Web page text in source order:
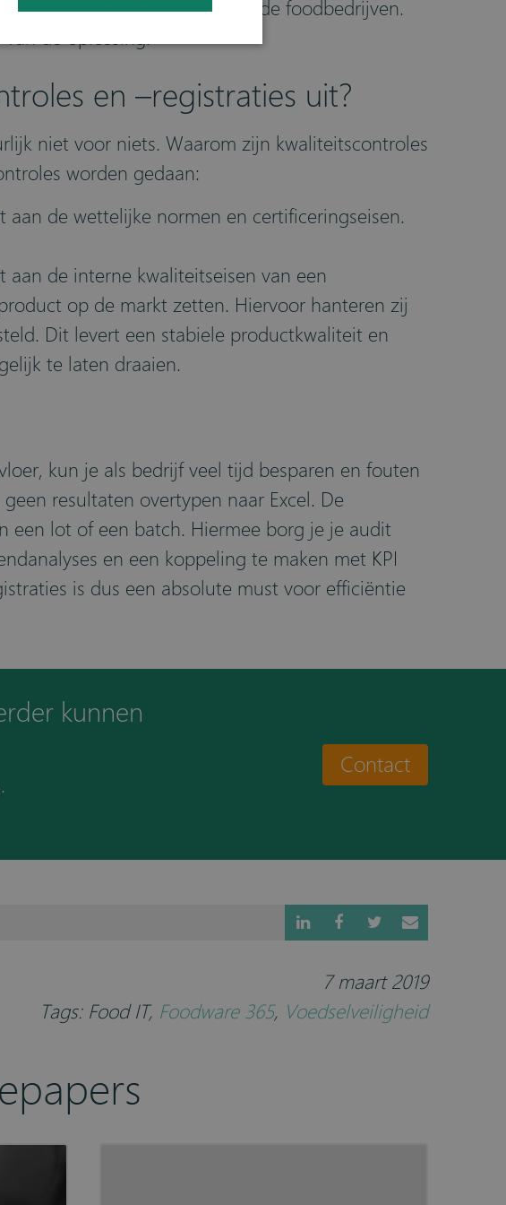
bij de QA managers van de foodbedrijven.
en –registraties uit?
niet voor niets. Waarom zijn kwaliteitscontroles
worden gedaan:
de wettelijke normen en certificeringseisen.
de interne kwaliteitseisen van een
op de markt zetten. Hiervoor hanteren zij
Dit levert een stabiele productkwaliteit en
te laten draaien.
kun je als bedrijf veel tijd besparen en fouten
resultaten overtypen naar Excel. De
een lot of een batch. Hiermee borg je je audit
en een koppeling te maken met KPI
is dus een absolute must voor efficiëntie
kunnen
Contact
7 maart 2019
Tags: Food IT, Foodware 365, Voedselveiligheid